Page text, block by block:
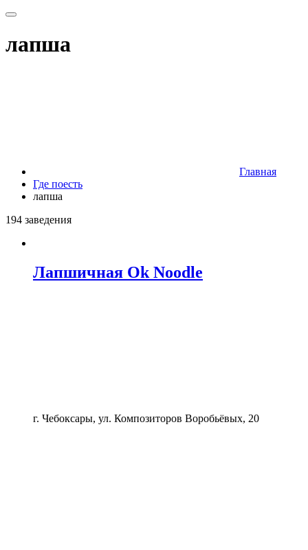
лапша
Главная
Где поесть
лапша
194 заведения
Лапшичная Ok Noodle
г. Чебоксары, ул. Композиторов Воробьёвых, 20